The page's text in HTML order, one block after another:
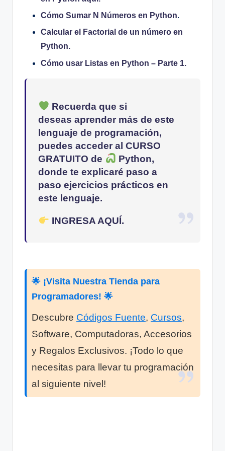
Cómo Sumar N Números en Python.
Calcular el Factorial de un número en
Python.
Cómo usar Listas en Python – Parte 1.
Recuerda que si
deseas aprender más de este
lenguaje de programación,
puedes acceder alCURSO
GRATUITO de Python,
donde te explicaré paso a
paso ejercicios prácticos en
este lenguaje.
INGRESA AQUÍ.
🌟 ¡Visita Nuestra Tienda para
Programadores! 🌟
Descubre Códigos Fuente, Cursos,
Software, Computadoras, Accesorios
y Regalos Exclusivos. ¡Todo lo que
necesitas para llevar tu programación
al siguiente nivel!